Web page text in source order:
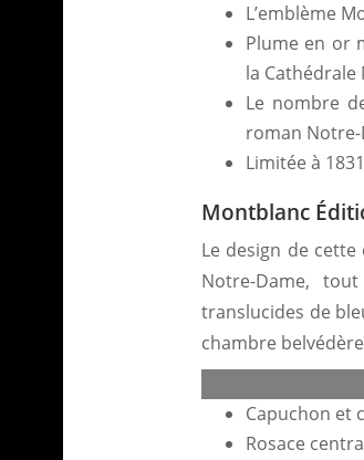
L’emblème
Plume en or
la Cathédrale
Le nombre
roman Notre-
Limitée à
Montblanc
Le design de
Notre-Dame,
translucides de
chambre
Capuchon et
Rosace